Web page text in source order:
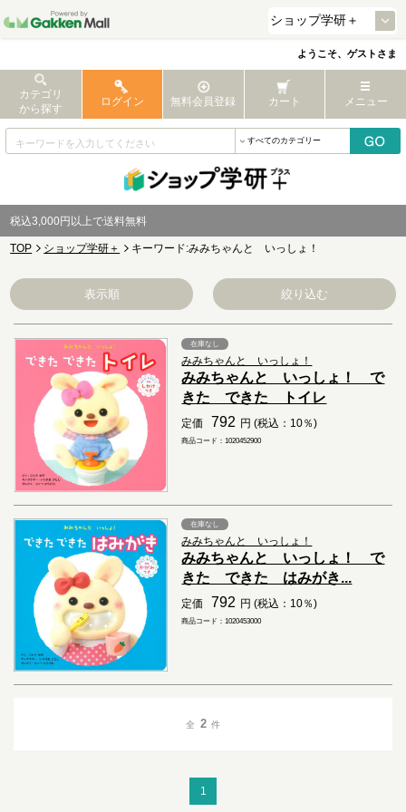
ようこそ、ゲストさま
カテゴリ
から探す
ログイン 無料会員登録 カート メニュー
税込3,000円以上で送料無料
TOP ショップ学研＋ キーワード:みみちゃんと いっしょ！
表示順 絞り込む
在庫なし
みみちゃんと いっしょ！
みみちゃんと いっしょ！ で
きた できた トイレ
定価 792 円 (税込：10％)
商品コード：1020452900
在庫なし
みみちゃんと いっしょ！
みみちゃんと いっしょ！ で
きた できた はみがき...
定価 792 円 (税込：10％)
商品コード：1020453000
全 2 件
1